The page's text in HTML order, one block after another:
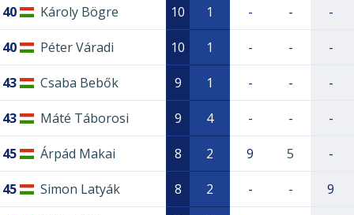
40 Károly Bögre 10 1 - - -
40 Péter Váradi 10 1 - - -
43 Csaba Bebők 9 1 - - -
43 Máté Táborosi 9 4 - - -
45 Árpád Makai 8 2 9 5 -
45 Simon Latyák 8 2 - - 9